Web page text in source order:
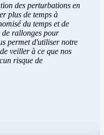
des perturbations en
plus de temps à
du temps et de
de rallonges pour
permet d'utiliser notre
veiller à ce que nos
risque de